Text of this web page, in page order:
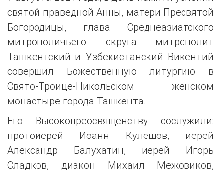
святой праведной Анны, матери Пресвятой
Богородицы, глава Среднеазиатского
митрополичьего округа митрополит
Ташкентский и Узбекистанский Викентий
совершил Божественную литургию в
Свято-Троице-Никольском женском
монастыре города Ташкента.
Его Высокопреосвященству сослужили:
протоиерей Иоанн Кулешов, иерей
Александр Балухатин, иерей Игорь
Сладков, диакон Михаил Межовиков,